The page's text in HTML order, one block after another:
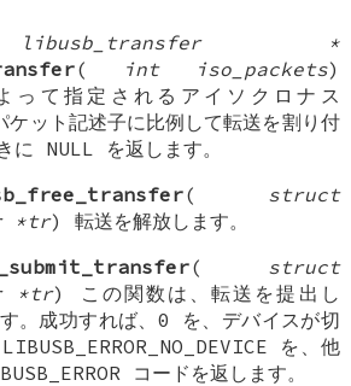
*
( int iso_packets)
って指定されるアイソクロナス
ト記述子に比例して転送を割り付
に NULL を返します。
( struct
*tr) 転送を解放します。
( struct
*tr) この関数は、転送を提出し
。成功すれば、0 を、デバイスが切
を、他
コードを返します。